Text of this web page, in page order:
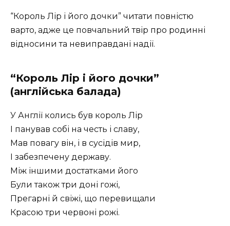
“Король Лір і його дочки” читати повністю
варто, адже це повчальний твір про родинні
відносини та невиправдані надії.
“Король Лір і його дочки”
(англійська балада)
У Англії колись був король Лір
І панував собі на честь і славу,
Мав повагу він, і в сусідів мир,
І забезпечену державу.
Між іншими достатками його
Були також три доні гожі,
Прегарні й свіжі, що перевищали
Красою три червоні рожі.